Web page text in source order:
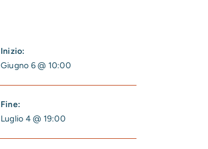
Inizio:
Giugno 6 @ 10:00
Fine:
Luglio 4 @ 19:00